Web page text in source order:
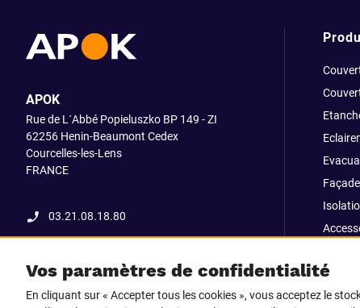
Vos paramètres de confidentialité
En cliquant sur « Accepter tous les cookies », vous acceptez le
APOK
Rue de L´Abbé Popieluszko BP 149 - ZI
62256 Henin-Beaumont Cedex
Courcelles-les-Lens
FRANCE
03.21.08.18.80
Pliage